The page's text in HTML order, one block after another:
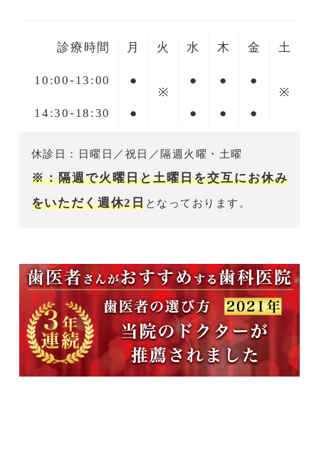
診療時間 月 火 水 木 金 土
10:00-13:00
●
※
● ●
●
※
14:30-18:30
● ● ● ●
休診日：日曜日／祝日／隔週火曜・土曜
※：隔週で火曜日と土曜日を交互にお休み
をいただく週休2日となっております。